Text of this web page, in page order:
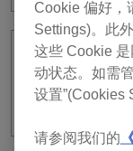
如果我开
rekordbox
能？
Cookie 偏好，
Settings)。此
这些 Cookie
动状态。如需
设置”(Cookies
请参阅我们的